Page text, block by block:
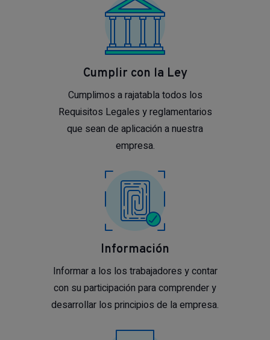
Cumplir con la Ley
Cumplimos a rajatabla todos los
Requisitos Legales y reglamentarios
que sean de aplicación a nuestra
empresa.
Información
Informar a los los trabajadores y contar
con su participación para comprender y
desarrollar los principios de la empresa.